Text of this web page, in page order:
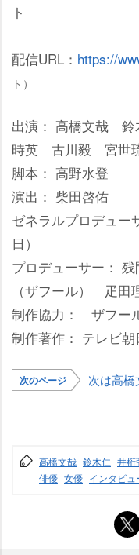
ト
配信URL： https://
ト）
出演： 高橋文哉
時英 古川毅 宮世
脚本： 高野水登
演出： 柴田啓佑
ゼネラルプロデュ
日）
プロデューサー：
（ザフール） 疋田
制作協力： ザフー
制作著作： テレビ
次のページ 次は高
高橋文哉 鈴木仁 井桁
俳優 女優 インタビュ